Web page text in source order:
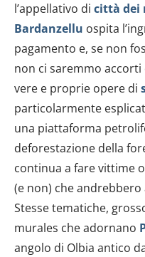
l’appellativo di città dei
Bardanzellu ospita
pagamento e, se non
non ci saremmo
vere e proprie opere di
particolarmente
una piattaforma
deforestazione della
continua a fare vittime
(e non) che
Stesse tematiche,
murales che adornano
angolo di Olbia antico